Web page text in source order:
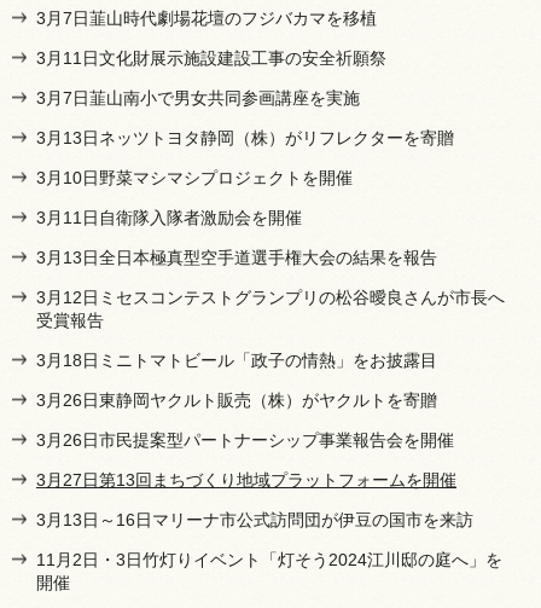
3月7日韮山時代劇場花壇のフジバカマを移植
3月11日文化財展示施設建設工事の安全祈願祭
3月7日韮山南小で男女共同参画講座を実施
3月13日ネッツトヨタ静岡（株）がリフレクターを寄贈
3月10日野菜マシマシプロジェクトを開催
3月11日自衛隊入隊者激励会を開催
3月13日全日本極真型空手道選手権大会の結果を報告
3月12日ミセスコンテストグランプリの松谷曖良さんが市長へ
受賞報告
3月18日ミニトマトビール「政子の情熱」をお披露目
3月26日東静岡ヤクルト販売（株）がヤクルトを寄贈
3月26日市民提案型パートナーシップ事業報告会を開催
3月27日第13回まちづくり地域プラットフォームを開催
3月13日～16日マリーナ市公式訪問団が伊豆の国市を来訪
11月2日・3日竹灯りイベント「灯そう2024江川邸の庭へ」を
開催